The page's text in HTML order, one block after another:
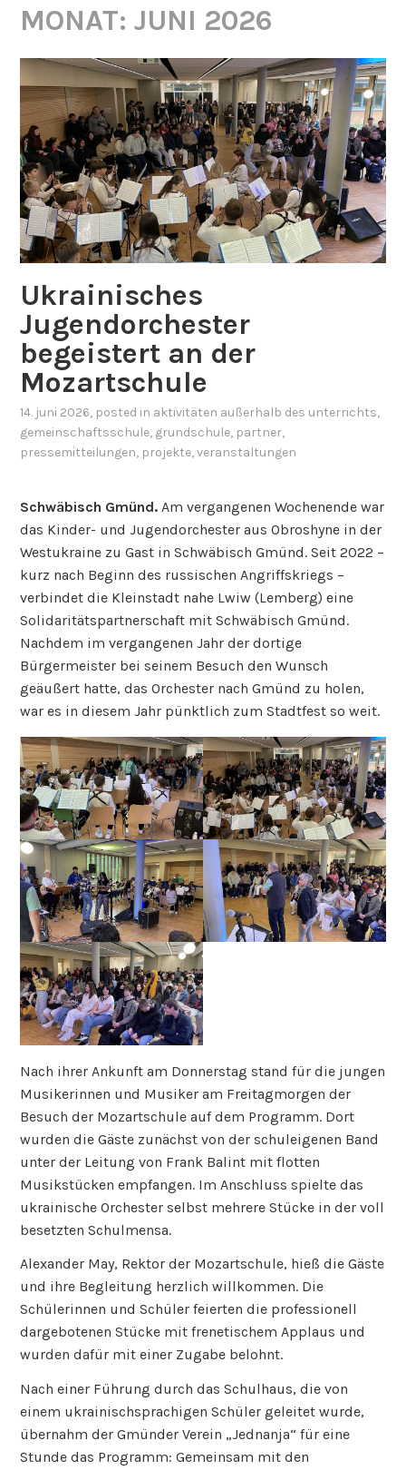
MONAT:JUNI 2026
Ukrainisches
Jugendorchester
begeistert an der
Mozartschule
14. juni 2026, posted in aktivitäten außerhalb des unterrichts,
gemeinschaftsschule, grundschule, partner,
pressemitteilungen, projekte,veranstaltungen
Schwäbisch Gmünd. Am vergangenen Wochenende war
das Kinder- und Jugendorchester aus Obroshyne in der
Westukraine zu Gast in Schwäbisch Gmünd. Seit 2022 –
kurz nach Beginn des russischen Angriffskriegs –
verbindet die Kleinstadt nahe Lwiw (Lemberg) eine
Solidaritätspartnerschaft mit Schwäbisch Gmünd.
Nachdem im vergangenen Jahr der dortige
Bürgermeister bei seinem Besuch den Wunsch
geäußert hatte, das Orchester nach Gmünd zu holen,
war es in diesem Jahr pünktlich zum Stadtfest so weit.
Nach ihrer Ankunft am Donnerstag stand für die jungen
Musikerinnen und Musiker am Freitagmorgen der
Besuch der Mozartschule auf dem Programm. Dort
wurden die Gäste zunächst von der schuleigenen Band
unter der Leitung von Frank Balint mit flotten
Musikstücken empfangen. Im Anschluss spielte das
ukrainische Orchester selbst mehrere Stücke in der voll
besetzten Schulmensa.
Alexander May, Rektor der Mozartschule, hieß die Gäste
und ihre Begleitung herzlich willkommen. Die
Schülerinnen und Schüler feierten die professionell
dargebotenen Stücke mit frenetischem Applaus und
wurden dafür mit einer Zugabe belohnt.
Nach einer Führung durch das Schulhaus, die von
einem ukrainischsprachigen Schüler geleitet wurde,
übernahm der Gmünder Verein „Jednanja“ für eine
Stunde das Programm: Gemeinsam mit den